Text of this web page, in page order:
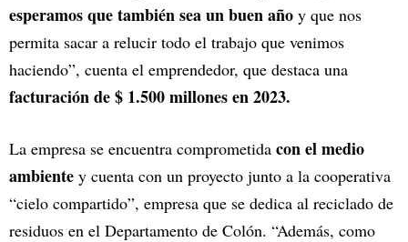
esperamos que también sea un buen año y que nos
permita sacar a relucir todo el trabajo que venimos
haciendo”, cuenta el emprendedor, que destaca una
facturación de $ 1.500 millones en 2023.
La empresa se encuentra comprometida con el medio
ambiente y cuenta con un proyecto junto a la cooperativa
“cielo compartido”, empresa que se dedica al reciclado de
residuos en el Departamento de Colón. “Además, como